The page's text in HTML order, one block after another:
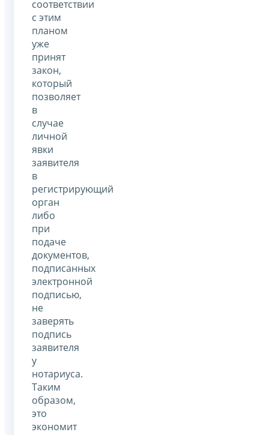
соответствии
с этим
планом
уже
принят
закон,
который
позволяет
в
случае
личной
явки
заявителя
в
регистрирующий
орган
либо
при
подаче
документов,
подписанных
электронной
подписью,
не
заверять
подпись
заявителя
у
нотариуса.
Таким
образом,
это
экономит